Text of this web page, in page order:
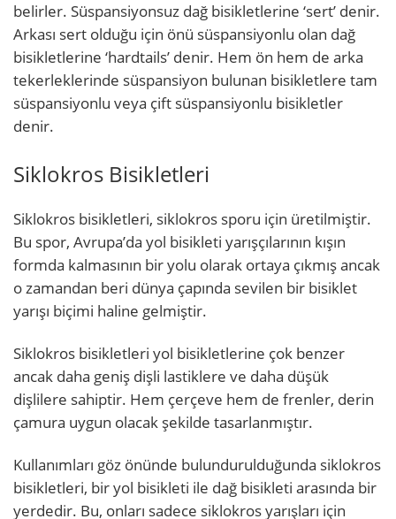
belirler. Süspansiyonsuz dağ bisikletlerine ‘sert’ denir.
Arkası sert olduğu için önü süspansiyonlu olan dağ
bisikletlerine ‘hardtails’ denir. Hem ön hem de arka
tekerleklerinde süspansiyon bulunan bisikletlere tam
süspansiyonlu veya çift süspansiyonlu bisikletler
denir.
Siklokros Bisikletleri
Siklokros bisikletleri, siklokros sporu için üretilmiştir.
Bu spor, Avrupa’da yol bisikleti yarışçılarının kışın
formda kalmasının bir yolu olarak ortaya çıkmış ancak
o zamandan beri dünya çapında sevilen bir bisiklet
yarışı biçimi haline gelmiştir.
Siklokros bisikletleri yol bisikletlerine çok benzer
ancak daha geniş dişli lastiklere ve daha düşük
dişlilere sahiptir. Hem çerçeve hem de frenler, derin
çamura uygun olacak şekilde tasarlanmıştır.
Kullanımları göz önünde bulundurulduğunda siklokros
bisikletleri, bir yol bisikleti ile dağ bisikleti arasında bir
yerdedir. Bu, onları sadece siklokros yarışları için